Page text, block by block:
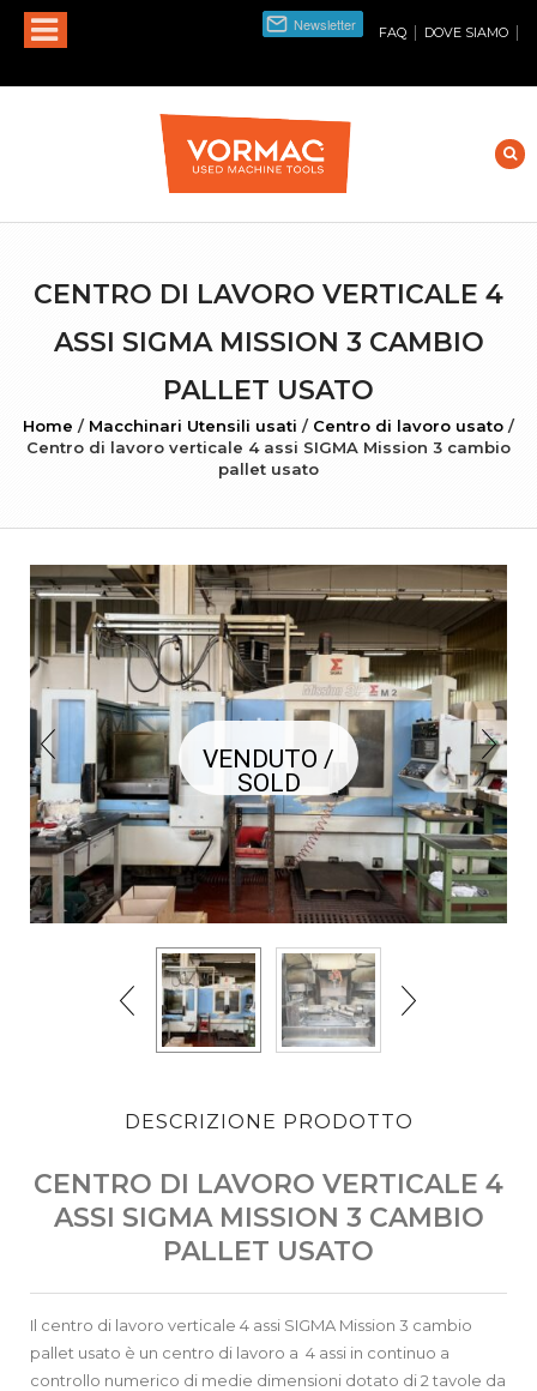
FAQ | DOVE SIAMO |
CENTRO DI LAVORO VERTICALE 4
ASSI SIGMA MISSION 3 CAMBIO
PALLET USATO
Home / Macchinari Utensili usati / Centro di lavoro usato /
Centro di lavoro verticale 4 assi SIGMA Mission 3 cambio
pallet usato
VENDUTO /
SOLD
DESCRIZIONE PRODOTTO
CENTRO DI LAVORO VERTICALE 4
ASSI SIGMA MISSION 3 CAMBIO
PALLET USATO
Il centro di lavoro verticale 4 assi SIGMA Mission 3 cambio
pallet usato è un centro di lavoro a 4 assi in continuo a
controllo numerico di medie dimensioni dotato di 2 tavole da